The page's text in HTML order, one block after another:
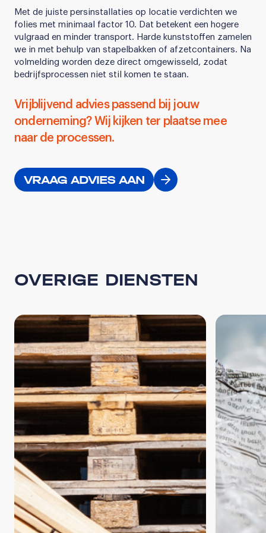
Met de juiste persinstallaties op locatie verdichten we
folies met minimaal factor 10. Dat betekent een hogere
vulgraad en minder transport. Harde kunststoffen zamelen
we in met behulp van stapelbakken of afzetcontainers. Na
volmelding worden deze direct omgewisseld, zodat
bedrijfsprocessen niet stil komen te staan.
Vrijblijvend advies passend bij jouw
onderneming? Wij kijken ter plaatse mee
naar de processen.
VRAAG ADVIES AAN
OVERIGE DIENSTEN